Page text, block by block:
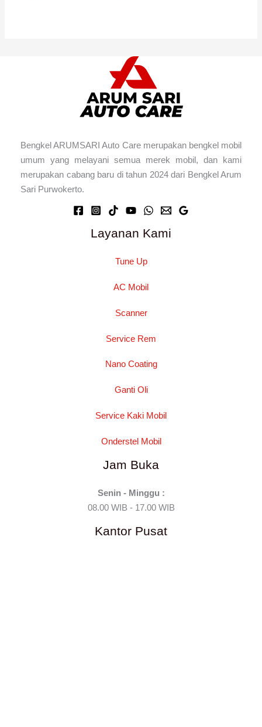
Bengkel ARUMSARI Auto Care merupakan bengkel mobil
umum yang melayani semua merek mobil, dan kami
merupakan cabang baru di tahun 2024 dari Bengkel Arum
Sari Purwokerto.
Layanan Kami
Tune Up
AC Mobil
Scanner
Service Rem
Nano Coating
Ganti Oli
Service Kaki Mobil
Onderstel Mobil
Jam Buka
Senin - Minggu :
08.00 WIB - 17.00 WIB
Kantor Pusat